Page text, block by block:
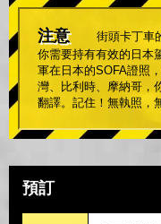
注意
街頭卡丁車
你需要持有有效的日本
軍在日本的SOFA證照
灣、比利時、摩納哥，
翻譯。記住！無執照，
預訂